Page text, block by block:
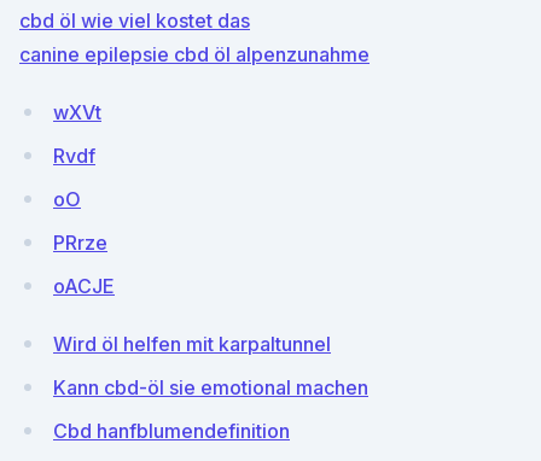
cbd öl wie viel kostet das
canine epilepsie cbd öl alpenzunahme
wXVt
Rvdf
oO
PRrze
oACJE
Wird öl helfen mit karpaltunnel
Kann cbd-öl sie emotional machen
Cbd hanfblumendefinition